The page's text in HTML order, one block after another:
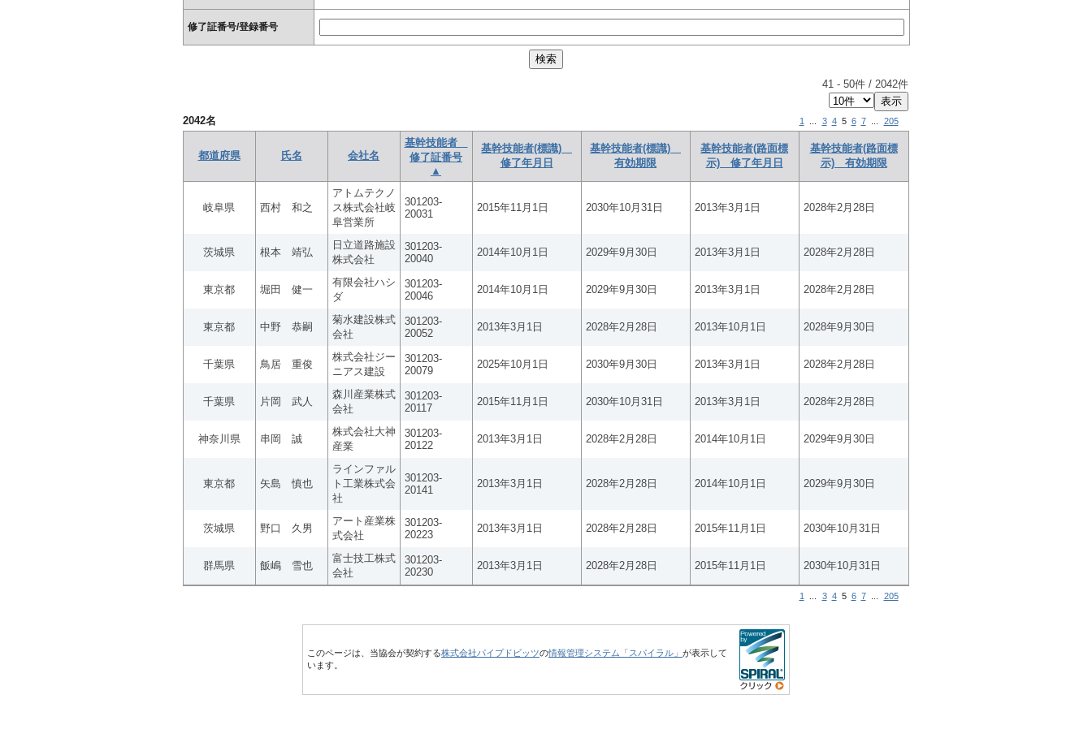
修了証番号/登録番号
41- 50件 / 2042件
2042名 1 3 4 5 6 7 205
都道府県 氏名 会社名
基幹技能者
修了証番号
▲
基幹技能者(標識)
修了年月日
基幹技能者(標識)
有効期限
基幹技能者(路面標
示) 修了年月日
基幹技能者(路面標
示) 有効期限
岐阜県 西村 和之
アトムテクノ
ス株式会社岐
阜営業所
301203-
20031
2015年11月1日 2030年10月31日 2013年3月1日 2028年2月28日
茨城県 根本 靖弘
日立道路施設
株式会社
301203-
20040
2014年10月1日 2029年9月30日 2013年3月1日 2028年2月28日
東京都 堀田 健一
有限会社ハシ
ダ
301203-
20046
2014年10月1日 2029年9月30日 2013年3月1日 2028年2月28日
東京都 中野 恭嗣
菊水建設株式
会社
301203-
20052
2013年3月1日 2028年2月28日 2013年10月1日 2028年9月30日
千葉県 鳥居 重俊
株式会社ジー
ニアス建設
301203-
20079
2025年10月1日 2030年9月30日 2013年3月1日 2028年2月28日
千葉県 片岡 武人
森川産業株式
会社
301203-
20117
2015年11月1日 2030年10月31日 2013年3月1日 2028年2月28日
神奈川県 串岡 誠
株式会社大神
産業
301203-
20122
2013年3月1日 2028年2月28日 2014年10月1日 2029年9月30日
東京都 矢島 慎也
ラインファル
ト工業株式会
社
301203-
20141
2013年3月1日 2028年2月28日 2014年10月1日 2029年9月30日
茨城県 野口 久男
アート産業株
式会社
301203-
20223
2013年3月1日 2028年2月28日 2015年11月1日 2030年10月31日
群馬県 飯嶋 雪也
富士技工株式
会社
301203-
20230
2013年3月1日 2028年2月28日 2015年11月1日 2030年10月31日
1 3 4 5 6 7 205
このページは、当協会が契約する株式会社パイプドビッツの情報管理システム「スパイラル」 が表示して
います。